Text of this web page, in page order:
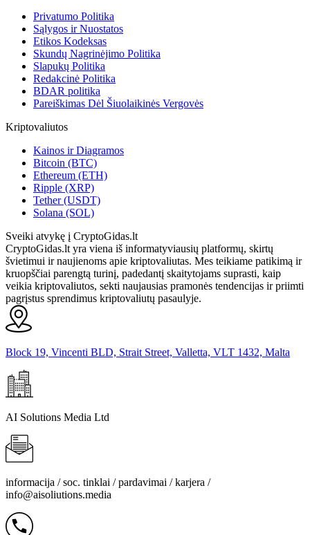
Privatumo Politika
Sąlygos ir Nuostatos
Etikos Kodeksas
Skundų Nagrinėjimo Politika
Slapukų Politika
Redakcinė Politika
BDAR politika
Pareiškimas Dėl Šiuolaikinės Vergovės
Kriptovaliutos
Kainos ir Diagramos
Bitcoin (BTC)
Ethereum (ETH)
Ripple (XRP)
Tether (USDT)
Solana (SOL)
Sveiki atvykę į CryptoGidas.lt
CryptoGidas.lt yra viena iš informatyviausių platformų, skirtų
švietimui ir naujienoms apie kriptovaliutas. Mes teikiame patikimą ir
kruopščiai parengtą turinį, padedantį skaitytojams suprasti, kaip
veikia kriptovaliutos, sekti naujausias pramonės tendencijas ir priimti
pagrįstus sprendimus kriptovaliutų pasaulyje.
Block 19, Vincenti BLD, Strait Street, Valletta, VLT 1432, Malta
AI Solutions Media Ltd
informacija / soc. tinklai / pardavimai / karjera /
info@aisoliutions.media